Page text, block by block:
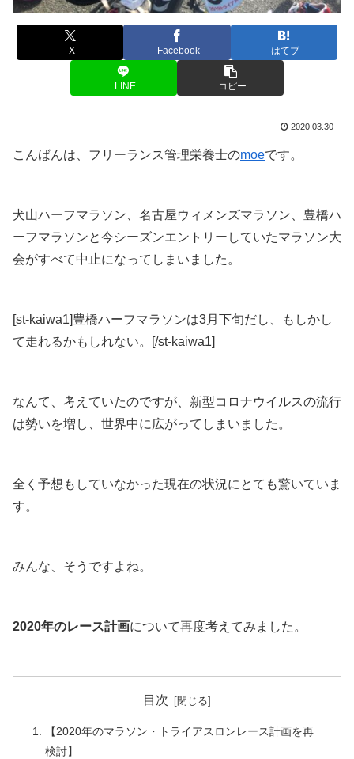
X Facebook はてブ
LINE コピー
2020.03.30
こんばんは、フリーランス管理栄養士のmoeです。
犬山ハーフマラソン、名古屋ウィメンズマラソン、豊橋ハ
ーフマラソンと今シーズンエントリーしていたマラソン大
会がすべて中止になってしまいました。
[st-kaiwa1]豊橋ハーフマラソンは3月下旬だし、もしかし
て走れるかもしれない。[/st-kaiwa1]
なんて、考えていたのですが、 新型コロナウイルスの流行
は勢いを増し、世界中に広がってしまいました 。
全く予想もしていなかった現在の状況にとても驚いていま
す。
みんな、そうですよね。
2020年のレース計画について再度考えてみました。
目次
【2020年のマラソン・トライアスロンレース計画を再
検討】